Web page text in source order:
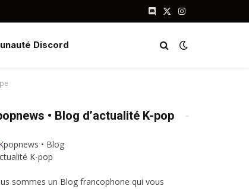
Discord
X
Instagram
Discord
• Blog d’actualité K-pop
sommes un Blog francophone qui vous